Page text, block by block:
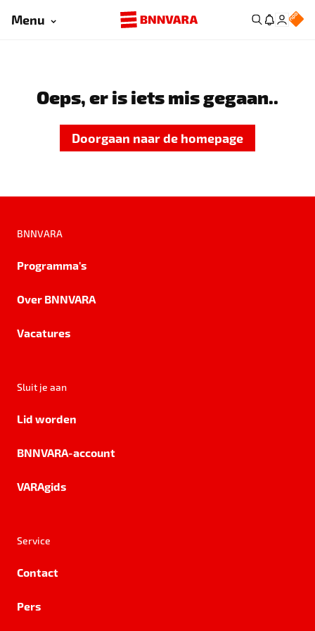
Menu
Oeps, er is iets mis gegaan..
Doorgaan naar de homepage
BNNVARA
Programma's
Over BNNVARA
Vacatures
Sluit je aan
Lid worden
BNNVARA-account
VARAgids
Service
Contact
Pers